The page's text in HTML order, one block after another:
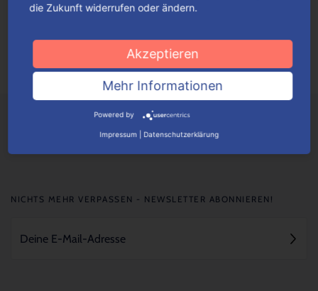
Je nach Verpackungstyp kannst du ganz einfach deine
Mehr lesen
NICHTS MEHR VERPASSEN - NEWSLETTER ABONNIEREN!
die Zukunft widerrufen oder ändern.
Akzeptieren
Mehr Informationen
Powered by
Impressum Datenschutzerklärung